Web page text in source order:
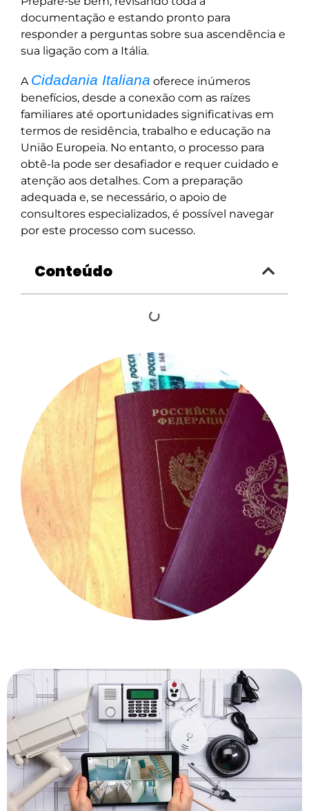
documentação e estando pronto para
responder a perguntas sobre sua ascendência e
sua ligação com a Itália.
A Cidadania Italiana oferece inúmeros
benefícios, desde a conexão com as raízes
familiares até oportunidades significativas em
termos de residência, trabalho e educação na
União Europeia. No entanto, o processo para
obtê-la pode ser desafiador e requer cuidado e
atenção aos detalhes. Com a preparação
adequada e, se necessário, o apoio de
consultores especializados, é possível navegar
por este processo com sucesso.
Conteúdo